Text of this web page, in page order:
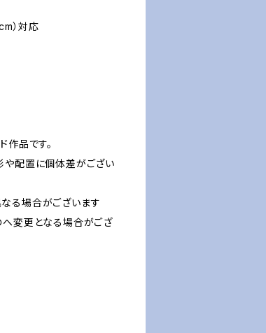
）対応
作品です。
や配置に個体差がござい
る場合がございます
へ変更となる場合がござ